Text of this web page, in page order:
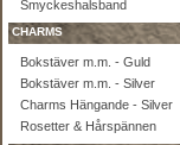
Smyckeshalsband
CHARMS
Bokstäver m.m. - Guld
Bokstäver m.m. - Silver
Charms Hängande - Silver
Rosetter & Hårspännen